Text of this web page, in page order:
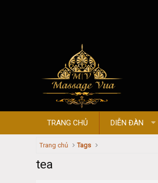
TRANG CHỦ DIỄN ĐÀN
Trang chủ Tags
tea